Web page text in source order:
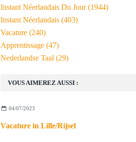
VOUS AIMEREZ AUSSI :
04/07/2023
Vacature in Lille/Rijsel
Instant Néerlandais Du Jour(1944)
Instant Néerlandais (403)
Vacature (240)
Apprentissage (47)
Nederlandse Taal (29)